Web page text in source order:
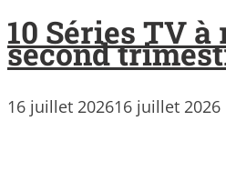
10 Séries TV
second
16 juillet 202616 juillet 2026